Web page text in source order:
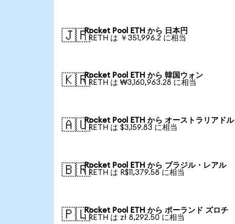
🇯🇵Rocket Pool ETH から 日本円
1 RETH は ￥351,996.2 に相当
🇰🇷Rocket Pool ETH から 韓国ウォン
1 RETH は ₩3,160,963.28 に相当
🇦🇺Rocket Pool ETH から オーストラリアドル
1 RETH は $3,159.83 に相当
🇧🇷Rocket Pool ETH から ブラジル・レアル
1 RETH は R$11,379.58 に相当
🇵🇱Rocket Pool ETH から ポーランド ズロチ
1 RETH は zł 8,292.50 に相当